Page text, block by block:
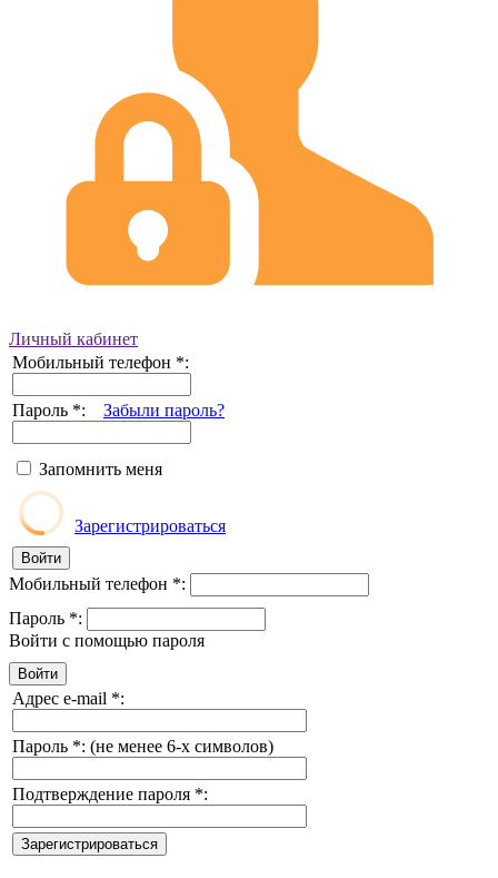
Личный кабинет
Мобильный телефон *:
Пароль *: Забыли пароль?
Запомнить меня
Зарегистрироваться
Мобильный телефон *:
Пароль *:
Войти с помощью пароля
Адрес e-mail *:
Пароль *: (не менее 6-х символов)
Подтверждение пароля *: